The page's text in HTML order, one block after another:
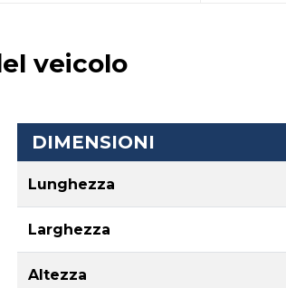
veicolo
DIMENSIONI
Lunghezza
Larghezza
Altezza